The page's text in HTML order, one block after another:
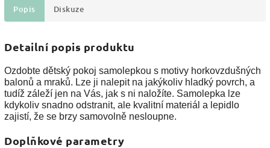
Popis Diskuze
Detailní popis produktu
Ozdobte dětský pokoj samolepkou s motivy horkovzdušných
balonů a mraků. Lze ji nalepit na jakýkoliv hladký povrch, a
tudíž záleží jen na Vás, jak s ni naložíte. Samolepka lze
kdykoliv snadno odstranit, ale kvalitní materiál a lepidlo
zajistí, že se brzy samovolně nesloupne.
Doplňkové parametry